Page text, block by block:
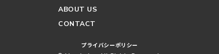
ABOUT US
CONTACT
プライバシーポリシー